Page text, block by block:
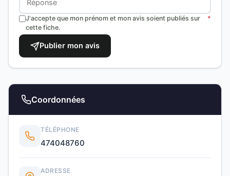
J'accepte que mon prénom et mon avis soient publiés sur
cette fiche.
*
Publier mon avis
Coordonnées
TÉLÉPHONE
474048760
ADRESSE